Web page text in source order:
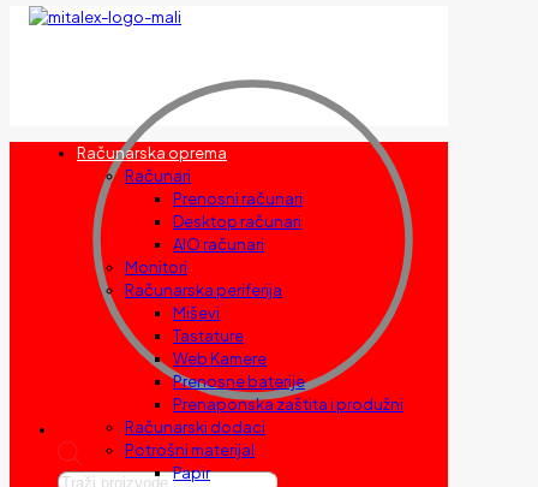
Products
Računarska oprema
Računari
Prenosni računari
Desktop računari
AIO računari
Monitori
Računarska periferija
Miševi
Tastature
Web Kamere
Prenosne baterije
Prenaponska zaštita i produžni
Računarski dodaci
Potrošni materijal
Papir